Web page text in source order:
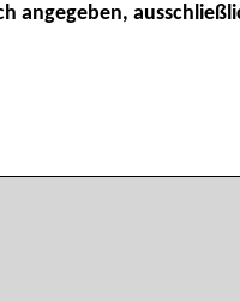
angegeben,